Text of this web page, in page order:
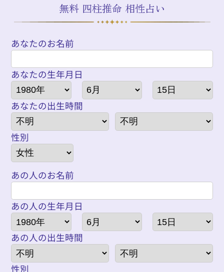
無料 四柱推命 相性占い
あなたのお名前
あなたの生年月日
あなたの出生時間
性別
あの人のお名前
あの人の生年月日
あの人の出生時間
性別